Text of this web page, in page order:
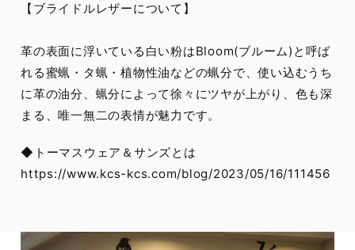
【ブライドルレザーについて】
革の表面に浮いている白い粉はBloom(ブルーム)と呼ば
れる蜜蝋・タ蝋・植物性油などの蝋分で、使い込むうち
に革の油分、蝋分によって徐々にツヤが上がり、色も深
まる、唯一無二の表情が魅力です。
◆トーマスウェア＆サンズとは
https://www.kcs-kcs.com/blog/2023/05/16/111456